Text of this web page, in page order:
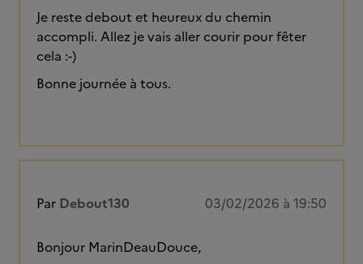
Je reste debout et heureux du chemin
accompli. Allez je vais aller courir pour fêter
cela :-)
Bonne journée à tous.
Par Debout130 03/02/2026 à 19:50
Bonjour MarinDeauDouce,